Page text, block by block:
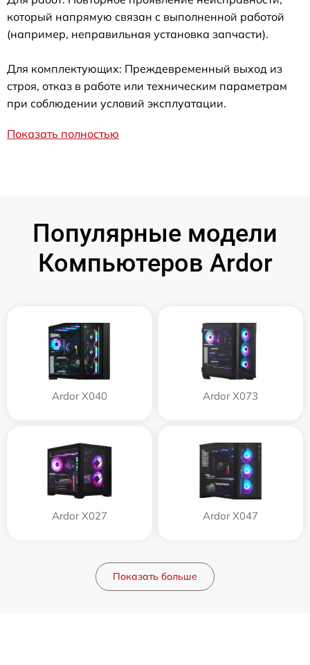
который напрямую связан с выполненной работой
(например, неправильная установка запчасти).
Для комплектующих: Преждевременный выход из
строя, отказ в работе или техническим параметрам
при соблюдении условий эксплуатации.
Показать полностью
Популярные модели
Компьютеров Ardor
Ardor X040 Ardor X073
Ardor X027 Ardor X047
Показать больше